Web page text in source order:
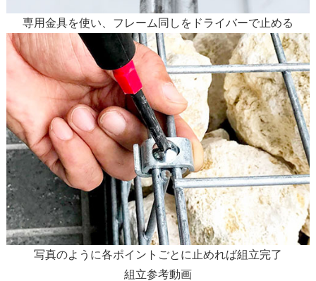
専用金具を使い、フレーム同しをドライバーで止める
写真のように各ポイントごとに止めれば組立完了
組立参考動画